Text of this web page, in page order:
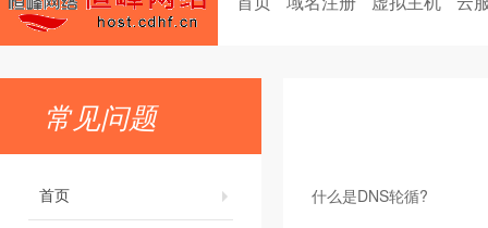
常见问题
首页 什么是DNS轮循?